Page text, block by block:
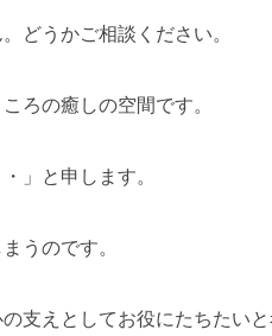
どうかご相談ください。
ろの癒しの空間です。
」と申します。
うのです。
支えとしてお役にたちたいと